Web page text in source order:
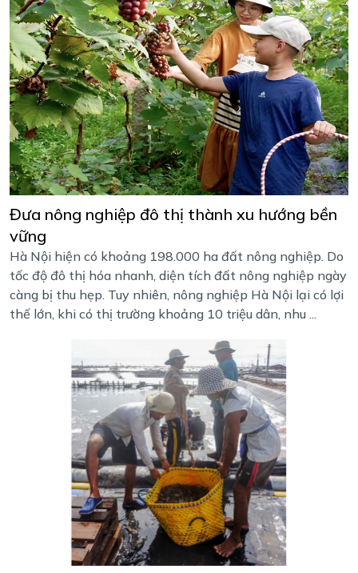
Đưa nông nghiệp đô thị thành xu hướng bền
vững
Hà Nội hiện có khoảng 198.000 ha đất nông nghiệp. Do
tốc độ đô thị hóa nhanh, diện tích đất nông nghiệp ngày
càng bị thu hẹp. Tuy nhiên, nông nghiệp Hà Nội lại có lợi
thế lớn, khi có thị trường khoảng 10 triệu dân, nhu ...